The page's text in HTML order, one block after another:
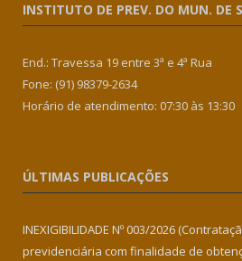
INSTITUTO DE PREV. DO MUN. DE
End.: Travessa 19 entre 3ª e 4ª Rua
Fone: (91) 98379-2634
Horário de atendimento: 07:30 às 13:30
ÚLTIMAS PUBLICAÇÕES
INEXIGIBILIDADE Nº 003/2026
previdenciária com finalidade de